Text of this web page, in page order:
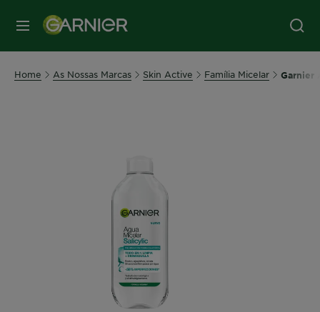
MENU
Home As Nossas Marcas Skin Active Família Micelar Garnier